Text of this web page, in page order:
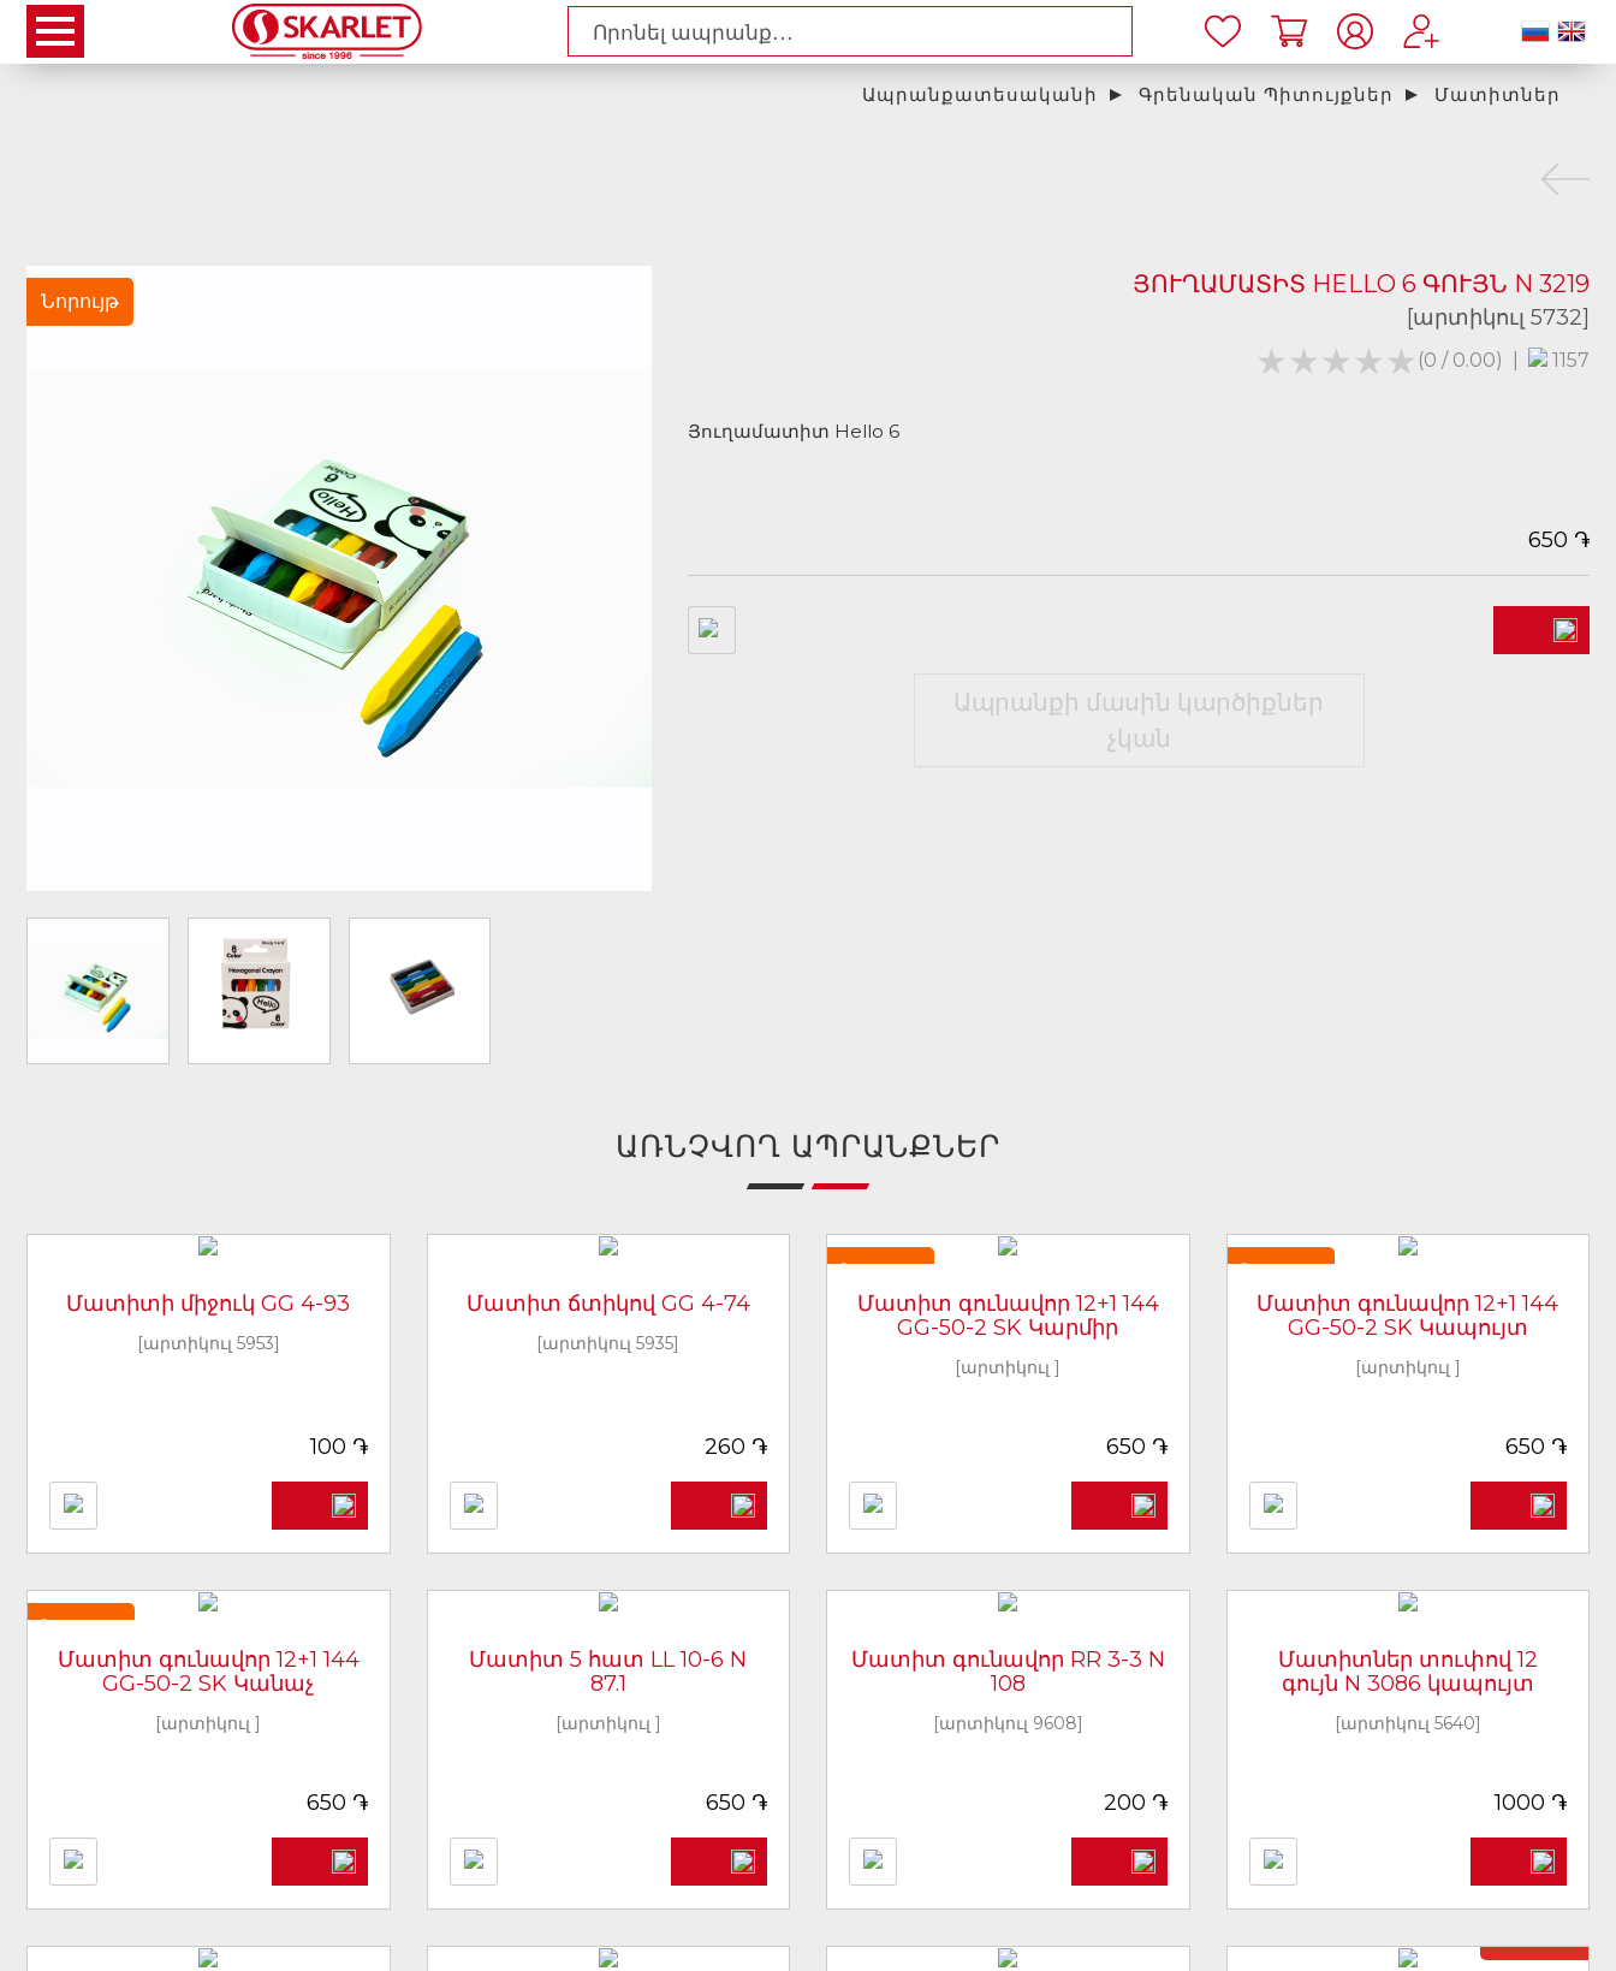
Ապրանքատեսականի Գրենական Պիտույքներ Մատիտներ
Նորույթ
ՅՈՒՂԱՄԱՏԻՏ HELLO 6 ԳՈՒՅՆ N 3219
[արտիկուլ 5732]
★★★★★
★★★★★ (0 / 0.00) 1157
Յուղամատիտ Hello 6
650 ֏
Ապրանքի մասին կարծիքներ
չկան
ԱՌՆՉՎՈՂ ԱՊՐԱՆՔՆԵՐ
Մատիտի միջուկ GG 4-93
[արտիկուլ 5953]
100 ֏
Մատիտ ճտիկով GG 4-74
[արտիկուլ 5935]
260 ֏
Նորույթ
Մատիտ գունավոր 12+1 144
GG-50-2 SK Կարմիր
[արտիկուլ ]
650 ֏
Նորույթ
Մատիտ գունավոր 12+1 144
GG-50-2 SK Կապույտ
[արտիկուլ ]
650 ֏
Նորույթ
Մատիտ գունավոր 12+1 144
GG-50-2 SK Կանաչ
[արտիկուլ ]
650 ֏
Մատիտ 5 հատ LL 10-6 N
87.1
[արտիկուլ ]
650 ֏
Մատիտ գունավոր RR 3-3 N
108
[արտիկուլ 9608]
200 ֏
Մատիտներ տուփով 12
գույն N 3086 կապույտ
[արտիկուլ 5640]
1000 ֏